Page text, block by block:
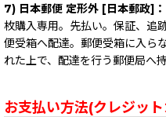
7) 日本郵便 定形外 [日本郵政]：
枚購入専用。先払い。保証、追
便受箱へ配達。郵便受箱に入ら
れた上で、配達を行う郵便局へ
お支払い方法(クレジッ